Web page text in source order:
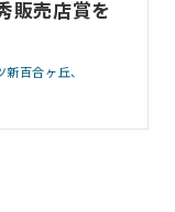
販売店賞を
新百合ヶ丘